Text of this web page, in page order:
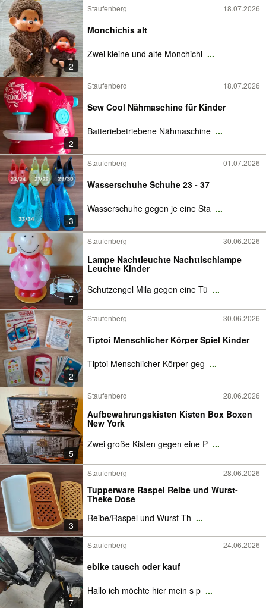
2
Staufenberg 18.07.2026
Monchichis alt
Zwei kleine und alte Monchichi ...
2
Staufenberg 18.07.2026
Sew Cool Nähmaschine für Kinder
Batteriebetriebene Nähmaschine ...
3
Staufenberg 01.07.2026
Wasserschuhe Schuhe 23 - 37
Wasserschuhe gegen je eine Sta ...
7
Staufenberg 30.06.2026
Lampe Nachtleuchte Nachttischlampe
Leuchte Kinder
Schutzengel Mila gegen eine Tü ...
2
Staufenberg 30.06.2026
Tiptoi Menschlicher Körper Spiel Kinder
Tiptoi Menschlicher Körper geg ...
5
Staufenberg 28.06.2026
Aufbewahrungskisten Kisten Box Boxen
New York
Zwei große Kisten gegen eine P ...
3
Staufenberg 28.06.2026
Tupperware Raspel Reibe und Wurst-
Theke Dose
Reibe/Raspel und Wurst-Th ...
7
Staufenberg 24.06.2026
ebike tausch oder kauf
Hallo ich möchte hier mein s p ...